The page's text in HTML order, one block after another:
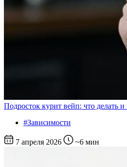
Подросток курит вейп: что делать
#Зависимости
7 апреля 2026 ~6 мин